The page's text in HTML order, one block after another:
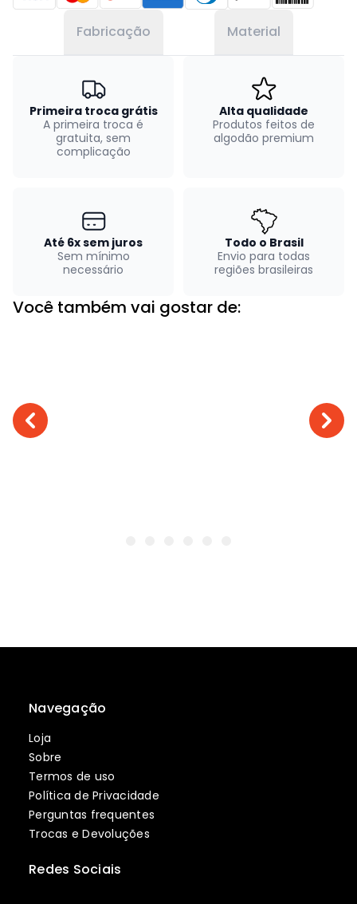
Fabricação Material
Primeira troca grátis
A primeira troca é
gratuita, sem
complicação
Alta qualidade
Produtos feitos de
algodão premium
Até 6x sem juros
Sem mínimo
necessário
Todo o Brasil
Envio para todas
regiões brasileiras
Você também vai gostar de:
Navegação
Loja
Sobre
Termos de uso
Política de Privacidade
Perguntas frequentes
Trocas e Devoluções
Redes Sociais